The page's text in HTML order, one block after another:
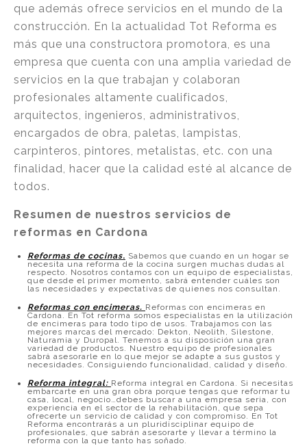
que además ofrece servicios en el mundo de la
construcción. En la actualidad Tot Reforma es
más que una constructora promotora, es una
empresa que cuenta con una amplia variedad de
servicios en la que trabajan y colaboran
profesionales altamente cualificados,
arquitectos, ingenieros, administrativos,
encargados de obra, paletas, lampistas,
carpinteros, pintores, metalistas, etc. con una
finalidad, hacer que la calidad esté al alcance de
todos.
Resumen de nuestros servicios de
reformas en Cardona
Reformas de cocinas. Sabemos que cuando en un hogar se
necesita una reforma de la cocina surgen muchas dudas al
respecto. Nosotros contamos con un equipo de especialistas,
que desde el primer momento, sabrá entender cuáles son
las necesidades y expectativas de quienes nos consultan.
Reformas con encimeras. Reformas con encimeras en
Cardona. En Tot reforma somos especialistas en la utilización
de encimeras para todo tipo de usos. Trabajamos con las
mejores marcas del mercado: Dekton, Neolith, Silestone,
Naturamia y Duropal. Tenemos a su disposición una gran
variedad de productos. Nuestro equipo de profesionales
sabrá asesorarle en lo que mejor se adapte a sus gustos y
necesidades. Consiguiendo funcionalidad, calidad y diseño.
Reforma integral: Reforma integral en Cardona. Si necesitas
embarcarte en una gran obra porque tengas que reformar tu
casa, local, negocio…debes buscar a una empresa seria, con
experiencia en el sector de la rehabilitación, que sepa
ofrecerte un servicio de calidad y con compromiso. En Tot
Reforma encontrarás a un pluridisciplinar equipo de
profesionales, que sabrán asesorarte y llevar a término la
reforma con la que tanto has soñado.